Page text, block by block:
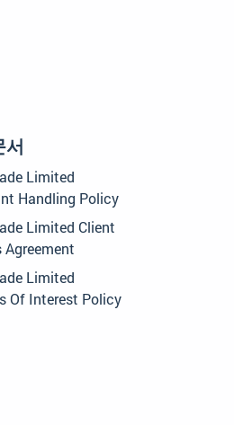
서
Limited
Handling Policy
Limited Client
Agreement
Limited
Of Interest Policy